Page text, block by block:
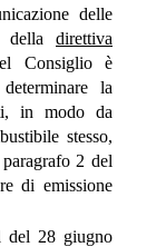
delle
della direttiva
Consiglio è
la
in modo da
stesso,
2 del
di emissione
del 28 giugno